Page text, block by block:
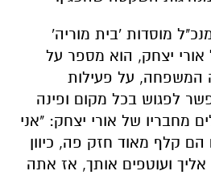
מוסדות 'בית מוריה'
יצחק, הוא מספר על
על פעילות
לפגוש בכל מקום ופינה
מחבריו של אורי יצחק: "אני
קלף מאוד חזק פה, כיוון
ועוטפים אותך, אז אתה